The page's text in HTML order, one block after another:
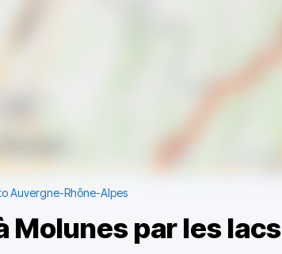
Auvergne-Rhône-Alpes
Molunes par les lacs